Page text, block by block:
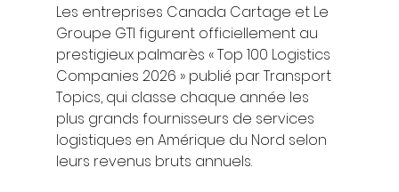
Les entreprises Canada Cartage et Le
Groupe GTI figurent officiellement au
prestigieux palmarès « Top 100 Logistics
Companies 2026 » publié par Transport
Topics, qui classe chaque année les
plus grands fournisseurs de services
logistiques en Amérique du Nord selon
leurs revenus bruts annuels.